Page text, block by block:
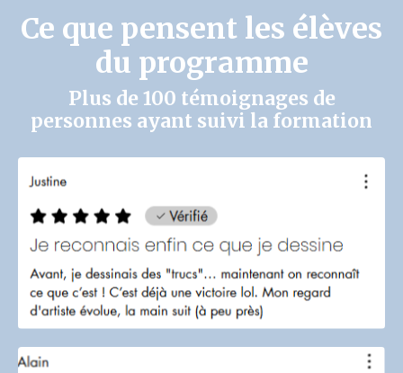
Ce que pensent les élèves
du programme
Plus de 100 témoignages de
personnes ayant suivi la formation